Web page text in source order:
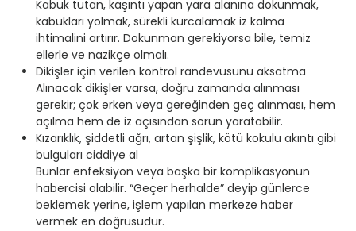
Kabuk tutan, kaşıntı yapan yara alanına dokunmak,
kabukları yolmak, sürekli kurcalamak iz kalma
ihtimalini artırır. Dokunman gerekiyorsa bile, temiz
ellerle ve nazikçe olmalı.
Dikişler için verilen kontrol randevusunu aksatma
Alınacak dikişler varsa, doğru zamanda alınması
gerekir; çok erken veya gereğinden geç alınması, hem
açılma hem de iz açısından sorun yaratabilir.
Kızarıklık, şiddetli ağrı, artan şişlik, kötü kokulu akıntı gibi
bulguları ciddiye al
Bunlar enfeksiyon veya başka bir komplikasyonun
habercisi olabilir. “Geçer herhalde” deyip günlerce
beklemek yerine, işlem yapılan merkeze haber
vermek en doğrusudur.